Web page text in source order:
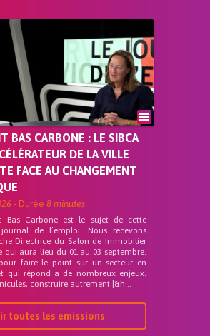
BAS CARBONE : LE SIBCA
DE LA VILLE
FACE AU CHANGEMENT
- Durée 8 minutes
Bas Carbone est le sujet de cette
de l’emploi. Nous recevons
Directrice du Salon de Immobilier
qui aura lieu du 01 au 03 septembre.
faire le point sur un secteur en
qui répond a de nombreux enjeux.
construire autrement [&h...
toutes les emissions